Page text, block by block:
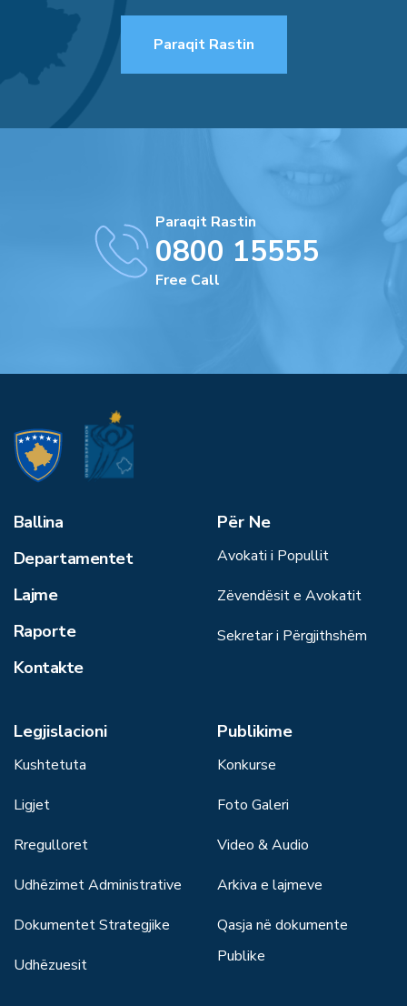
Paraqit Rastin
Paraqit Rastin
0800 15555
Free Call
Ballina
Departamentet
Lajme
Raporte
Kontakte
Për Ne
Avokati i Popullit
Zëvendësit e Avokatit
Sekretar i Përgjithshëm
Legjislacioni
Kushtetuta
Ligjet
Rregulloret
Udhëzimet Administrative
Dokumentet Strategjike
Udhëzuesit
Publikime
Konkurse
Foto Galeri
Video & Audio
Arkiva e lajmeve
Qasja në dokumente
Publike